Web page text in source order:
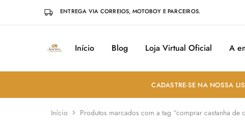
ENTREGA VIA CORREIOS, MOTOBOY E PARCEIROS.
Sabores
Sua
Temperos
em
João
Pessoa
Início Blog Loja Virtual Oficial A
CADASTRE-SE NA NOSSA
Início Produtos marcados com a tag “comprar castanha de